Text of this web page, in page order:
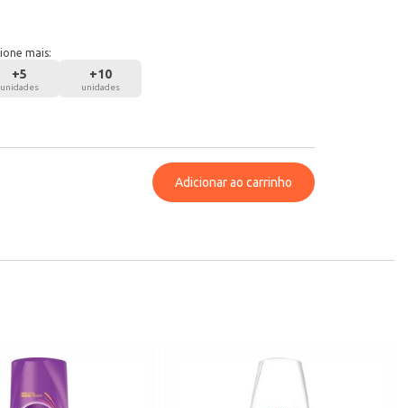
mais:
+5
unidades
+10
unidades
Adicionar ao carrinho